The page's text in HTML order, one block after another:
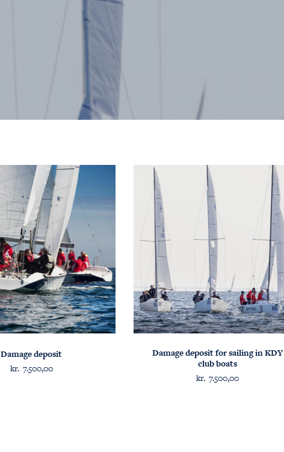
Damage deposit
kr. 7.500,00
Damage deposit for sailing in KDY
club boats
kr. 7.500,00